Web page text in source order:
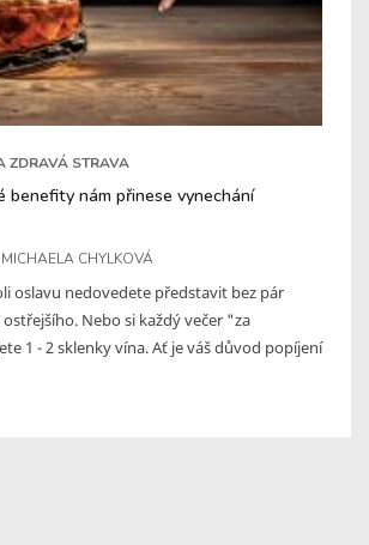
ZDRAVÁ STRAVA
benefity nám přinese vynechání
MICHAELA CHYLKOVÁ
oslavu nedovedete představit bez pár
Nebo si každý večer "za
1 - 2 sklenky vína. Ať je váš důvod popíjení